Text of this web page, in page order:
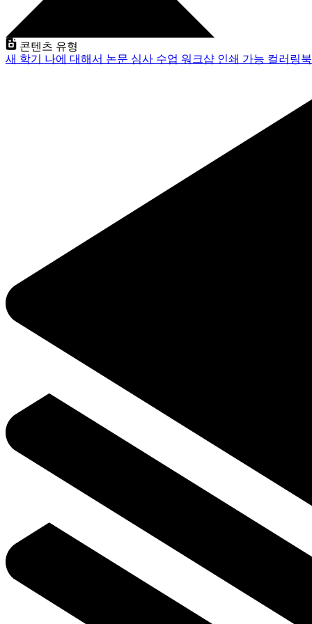
콘텐츠 유형
새 학기 나에 대해서 논문 심사 수업 워크샵 인쇄 가능 컬러링북